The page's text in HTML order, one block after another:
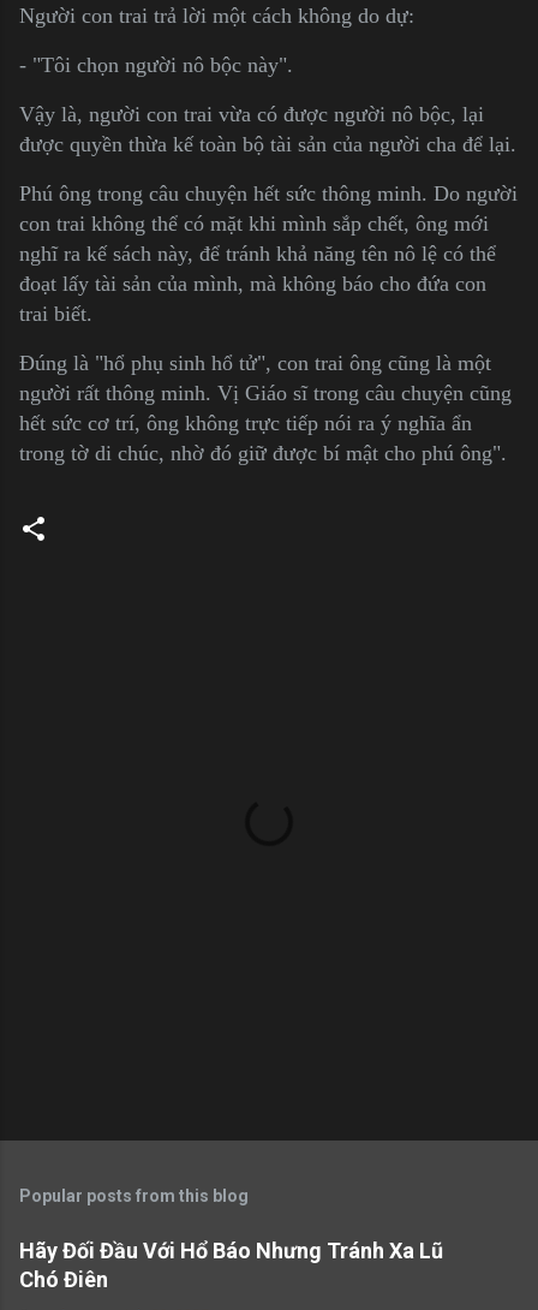
Người con trai trả lời một cách không do dự:
- "Tôi chọn người nô bộc này".
Vậy là, người con trai vừa có được người nô bộc, lại
được quyền thừa kế toàn bộ tài sản của người cha để lại.
Phú ông trong câu chuyện hết sức thông minh. Do người
con trai không thể có mặt khi mình sắp chết, ông mới
nghĩ ra kế sách này, để tránh khả năng tên nô lệ có thể
đoạt lấy tài sản của mình, mà không báo cho đứa con
trai biết.
Đúng là "hổ phụ sinh hổ tử", con trai ông cũng là một
người rất thông minh. Vị Giáo sĩ trong câu chuyện cũng
hết sức cơ trí, ông không trực tiếp nói ra ý nghĩa ẩn
trong tờ di chúc, nhờ đó giữ được bí mật cho phú ông".
Popular posts from this blog
Hãy Đối Đầu Với Hổ Báo Nhưng Tránh Xa Lũ
Chó Điên